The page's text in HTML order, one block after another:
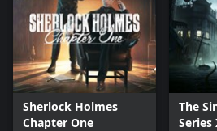
Sherlock Holmes
Chapter One
The
Series